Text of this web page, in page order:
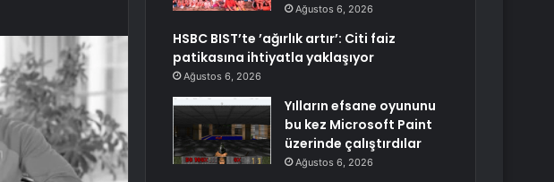
Ağustos 6, 2026
HSBC BIST’te ’ağırlık artır’: Citi faiz
patikasına ihtiyatla yaklaşıyor
Ağustos 6, 2026
Yılların efsane oyununu
bu kez Microsoft Paint
üzerinde çalıştırdılar
Ağustos 6, 2026